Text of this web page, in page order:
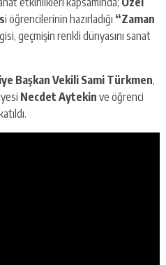
i öğrencilerinin hazırladığı “Zaman
geçmişin renkli dünyasını sanat
Başkan Vekili Sami Türkmen,
Necdet Aytekin ve öğrenci